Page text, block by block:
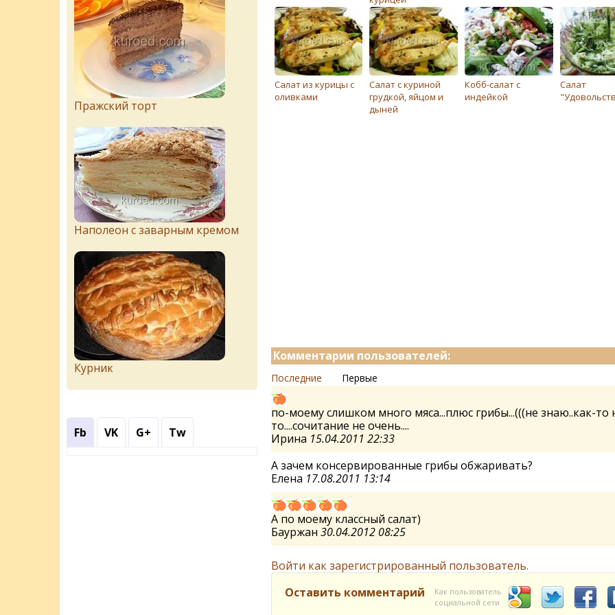
Салат из курицы с
оливками
Салат с куриной
грудкой, яйцом и
дыней
Кобб-салат с
индейкой
Салат
Комментарии пользователей:
Последние Первые
по-моему слишком много мяса...плюс грибы...(((не знаю..как-то
то....сочитание не очень....
Ирина 15.04.2011 22:33
А зачем консервированные грибы обжаривать?
Елена 17.08.2011 13:14
А по моему классный салат)
Бауржан 30.04.2012 08:25
Войти как зарегистрированный пользователь.
Оставить комментарий
Как пользователь
социальной сети
Пражский торт
Наполеон с заварным кремом
Курник
Fb VK G+ Tw